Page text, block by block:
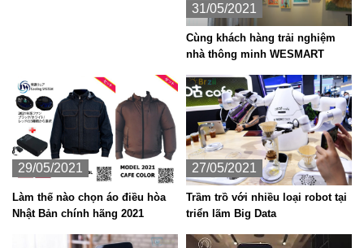
31/05/2021
Cùng khách hàng trải nghiệm
nhà thông minh WESMART
29/05/2021
Làm thế nào chọn áo điều hòa
Nhật Bản chính hãng 2021
27/05/2021
Trầm trồ với nhiều loại robot tại
triển lãm Big Data